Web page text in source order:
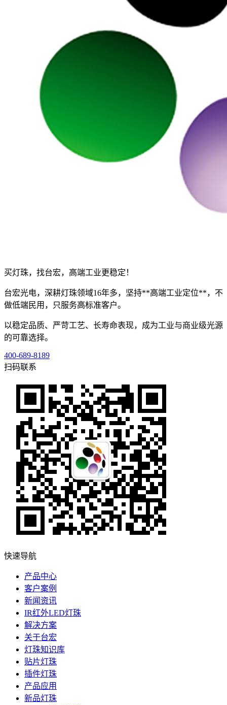
买灯珠，找台宏，高端工业更稳定！
台宏光电，深耕灯珠领域16年多，坚持**高端工业定位**，不
做低端民用，只服务高标准客户。
以稳定品质、严苛工艺、长寿命表现，成为工业与商业级光源
的可靠选择。
400-689-8189
扫码联系
快速导航
产品中心
客户案例
新闻资讯
IR红外LED灯珠
解决方案
关于台宏
灯珠知识库
贴片灯珠
插件灯珠
产品应用
新品灯珠